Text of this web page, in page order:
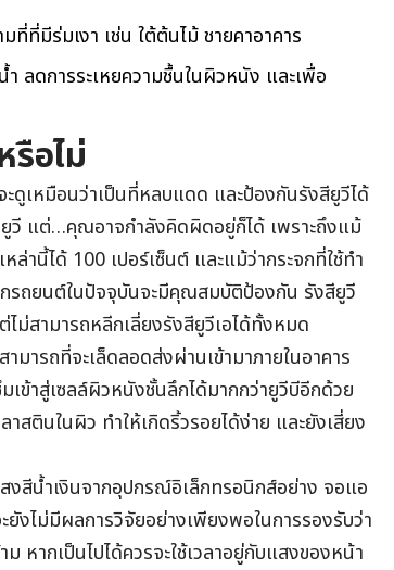
ที่มีร่มเงา เช่น ใต้ต้นไม้ ชายคาอาคาร
ลดการระเหยความชื้นในผิวหนัง และเพื่อ
อไม่
ดูเหมือนว่าเป็นที่หลบแดด และป้องกันรังสียูวีได้
วี แต่…คุณอาจกำลังคิดผิดอยู่ก็ได้ เพราะถึงแม้
านี้ได้ 100 เปอร์เซ็นต์ และแม้ว่ากระจกที่ใช้ทำ
รถยนต์ในปัจจุบันจะมีคุณสมบัติป้องกัน รังสียูวี
ม่สามารถหลีกเลี่ยงรังสียูวีเอได้ทั้งหมด
ารถที่จะเล็ดลอดส่งผ่านเข้ามาภายในอาคาร
ข้าสู่เซลล์ผิวหนังชั้นลึกได้มากกว่ายูวีบีอีกด้วย
าสตินในผิว ทำให้เกิดริ้วรอยได้ง่าย และยังเสี่ยง
สีน้ำเงินจากอุปกรณ์อิเล็กทรอนิกส์อย่าง จอแอ
ยังไม่มีผลการวิจัยอย่างเพียงพอในการรองรับว่า
หากเป็นไปได้ควรจะใช้เวลาอยู่กับแสงของหน้า